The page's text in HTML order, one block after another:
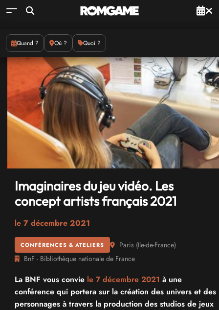
Quand ? Où ? Quoi ?
Imaginaires du jeu vidéo. Les
concept artists français 2021
le 7 décembre 2021
CONFÉRENCES & ATELIERS Paris (Ile-de-France)
BnF - Bibliothèque nationale de France
La BNF vous convie le 7 décembre 2021 à une
conférence qui portera sur la création des univers et des
personnages à travers la production des studios de jeux